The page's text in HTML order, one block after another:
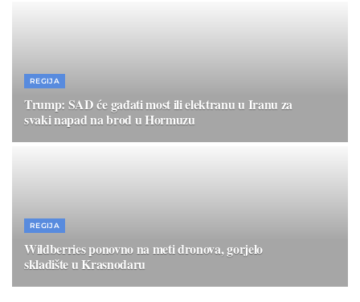
REGIJA
Trump: SAD će gađati most ili elektranu u Iranu za
svaki napad na brod u Hormuzu
REGIJA
Wildberries ponovno na meti dronova, gorjelo
skladište u Krasnodaru